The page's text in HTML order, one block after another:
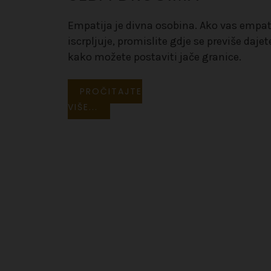
Empatija je divna osobina. Ako vas
iscrpljuje, promislite gdje se previše
kako možete postaviti jače granice.
PROČITAJTE
VIŠE...